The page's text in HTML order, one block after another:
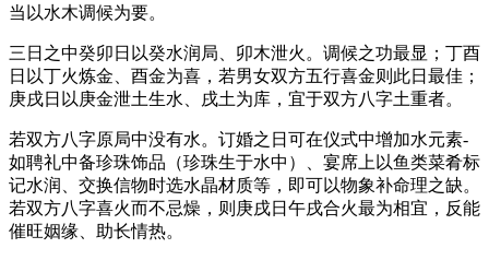
当以水木调候为要。
三日之中癸卯日以癸水润局、卯木泄火。调候之功最显；丁酉
日以丁火炼金、酉金为喜，若男女双方五行喜金则此日最佳；
庚戌日以庚金泄土生水、戌土为库，宜于双方八字土重者。
若双方八字原局中没有水。订婚之日可在仪式中增加水元素-
如聘礼中备珍珠饰品（珍珠生于水中）、宴席上以鱼类菜肴标
记水润、交换信物时选水晶材质等，即可以物象补命理之缺。
若双方八字喜火而不忌燥，则庚戌日午戌合火最为相宜，反能
催旺姻缘、助长情热。